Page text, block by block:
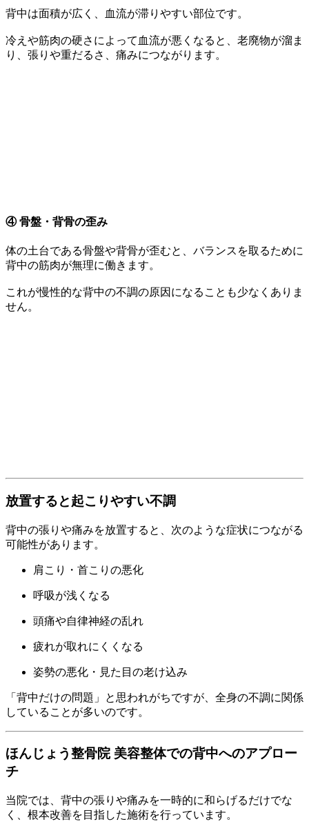
背中は面積が広く、血流が滞りやすい部位です。
冷えや筋肉の硬さによって血流が悪くなると、老廃物が溜ま
り、張りや重だるさ、痛みにつながります。
④ 骨盤・背骨の歪み
体の土台である骨盤や背骨が歪むと、バランスを取るために
背中の筋肉が無理に働きます。
これが慢性的な背中の不調の原因になることも少なくありま
せん。
放置すると起こりやすい不調
背中の張りや痛みを放置すると、次のような症状につながる
可能性があります。
肩こり・首こりの悪化
呼吸が浅くなる
頭痛や自律神経の乱れ
疲れが取れにくくなる
姿勢の悪化・見た目の老け込み
「背中だけの問題」と思われがちですが、全身の不調に関係
していることが多いのです。
ほんじょう整骨院 美容整体での背中へのアプロー
チ
当院では、背中の張りや痛みを一時的に和らげるだけでな
く、根本改善を目指した施術を行っています。